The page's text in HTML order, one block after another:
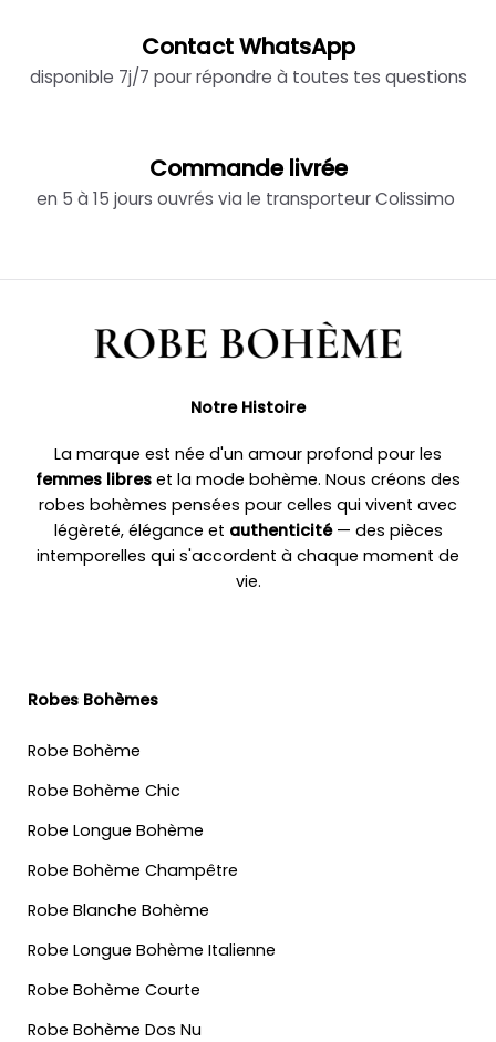
Contact WhatsApp
disponible 7j/7 pour répondre à toutes tes questions
Commande livrée
en 5 à 15 jours ouvrés via le transporteur Colissimo
Notre Histoire
La marque est née d'un amour profond pour les
femmes libres et la mode bohème. Nous créons des
robes bohèmes pensées pour celles qui vivent avec
légèreté, élégance et authenticité— des pièces
intemporelles qui s'accordent à chaque moment de
vie.
Robes Bohèmes
Robe Bohème
Robe Bohème Chic
Robe Longue Bohème
Robe Bohème Champêtre
Robe Blanche Bohème
Robe Longue Bohème Italienne
Robe Bohème Courte
Robe Bohème Dos Nu